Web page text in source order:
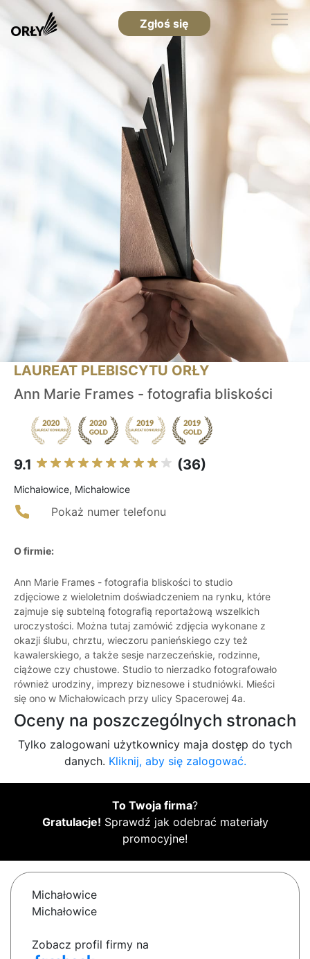
Zgłoś się
LAUREAT PLEBISCYTU ORŁY
Ann Marie Frames - fotografia bliskości
9.1 (36)
Michałowice, Michałowice
Pokaż numer telefonu
O firmie:
Ann Marie Frames - fotografia bliskości to studio
zdjęciowe z wieloletnim doświadczeniem na rynku, które
zajmuje się subtelną fotografią reportażową wszelkich
uroczystości. Można tutaj zamówić zdjęcia wykonane z
okazji ślubu, chrztu, wieczoru panieńskiego czy też
kawalerskiego, a także sesje narzeczeńskie, rodzinne,
ciążowe czy chustowe. Studio to nierzadko fotografowało
również urodziny, imprezy biznesowe i studniówki. Mieści
się ono w Michałowicach przy ulicy Spacerowej 4a.
Oceny na poszczególnych stronach
Tylko zalogowani użytkownicy maja dostęp do tych
danych. Kliknij, aby się zalogować.
To Twoja firma?
Gratulacje! Sprawdź jak odebrać materiały
promocyjne!
Michałowice
Michałowice
Zobacz profil firmy na